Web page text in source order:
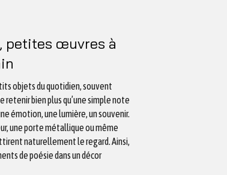
petites œuvres à
objets du quotidien, souvent
retenir bien plus qu’une simple note
émotion, une lumière, un souvenir.
une porte métallique ou même
naturellement le regard. Ainsi,
de poésie dans un décor